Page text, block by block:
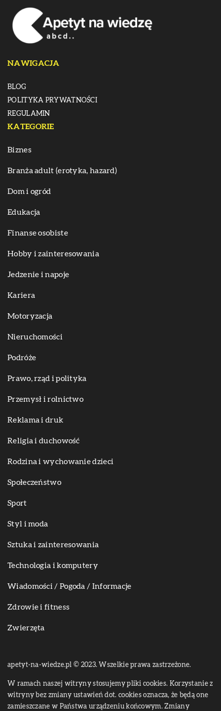
NAWIGACJA
BLOG
POLITYKA PRYWATNOŚCI
REGULAMIN
KATEGORIE
Biznes
Branża adult (erotyka, hazard)
Dom i ogród
Edukacja
Finanse osobiste
Hobby i zainteresowania
Jedzenie i napoje
Kariera
Motoryzacja
Nieruchomości
Podróże
Prawo, rząd i polityka
Przemysł i rolnictwo
Reklama i druk
Religia i duchowość
Rodzina i wychowanie dzieci
Społeczeństwo
Sport
Styl i moda
Sztuka i zainteresowania
Technologia i komputery
Wiadomości / Pogoda / Informacje
Zdrowie i fitness
Zwierzęta
apetyt-na-wiedze.pl © 2023. Wszelkie prawa zastrzeżone.
W ramach naszej witryny stosujemy pliki cookies. Korzystanie z
witryny bez zmiany ustawień dot. cookies oznacza, że będą one
zamieszczane w Państwa urządzeniu końcowym. Zmiany